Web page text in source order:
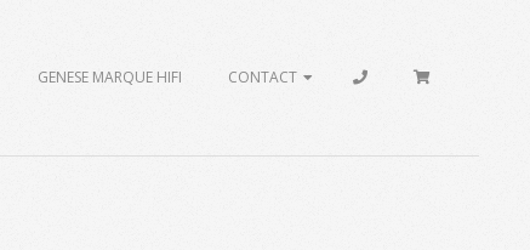
GENESE MARQUE HIFI CONTACT